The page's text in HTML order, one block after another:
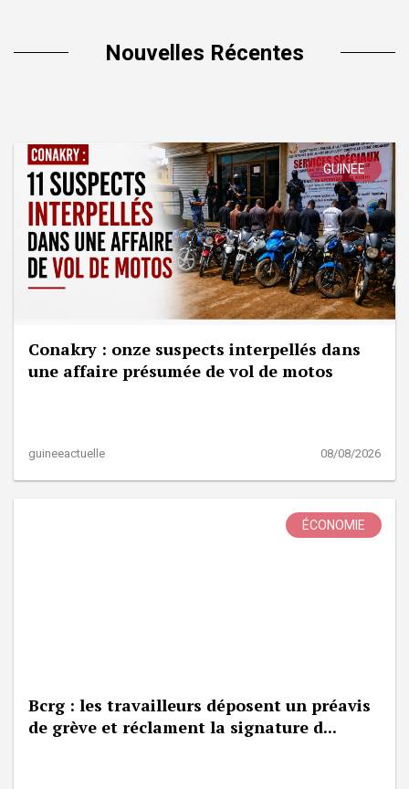
Nouvelles Récentes
GUINÉE
Conakry : onze suspects interpellés dans
une affaire présumée de vol de motos
guineeactuelle 08/08/2026
ÉCONOMIE
Bcrg : les travailleurs déposent un préavis
de grève et réclament la signature d...